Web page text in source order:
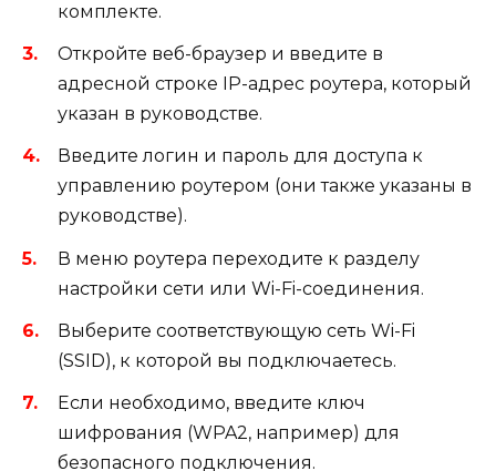
комплекте.
Откройте веб-браузер и введите в
адресной строке IP-адрес роутера, который
указан в руководстве.
Введите логин и пароль для доступа к
управлению роутером (они также указаны в
руководстве).
В меню роутера переходите к разделу
настройки сети или Wi-Fi-соединения.
Выберите соответствующую сеть Wi-Fi
(SSID), к которой вы подключаетесь.
Если необходимо, введите ключ
шифрования (WPA2, например) для
безопасного подключения.